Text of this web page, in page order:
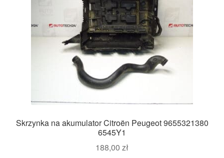
Skrzynka na akumulator Citroën Peugeot 9655321380
6545Y1
188,00 zł